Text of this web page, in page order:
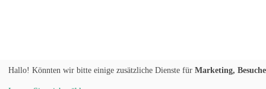
Hallo! Könnten wir bitte einige zusätzliche Dienste für Marketing,